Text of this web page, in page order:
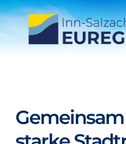
Zum
Inhalt
springen